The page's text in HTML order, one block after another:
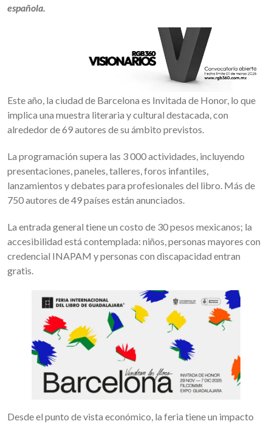
española.
Este año, la ciudad de Barcelona es Invitada de Honor, lo que
implica una muestra literaria y cultural destacada, con
alrededor de 69 autores de su ámbito previstos.
La programación supera las 3 000 actividades, incluyendo
presentaciones, paneles, talleres, foros infantiles,
lanzamientos y debates para profesionales del libro. Más de
750 autores de 49 países están anunciados.
La entrada general tiene un costo de 30 pesos mexicanos; la
accesibilidad está contemplada: niños, personas mayores con
credencial INAPAM y personas con discapacidad entran
gratis.
Desde el punto de vista económico, la feria tiene un impacto